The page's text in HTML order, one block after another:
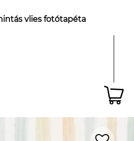
vlies fotótapéta